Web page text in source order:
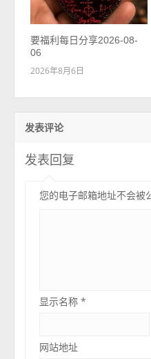
要福利每日分享2026-08-
06
2026年8月6日
发表评论
发表回复
您的电子邮箱地址不会被
显示名称*
网站地址